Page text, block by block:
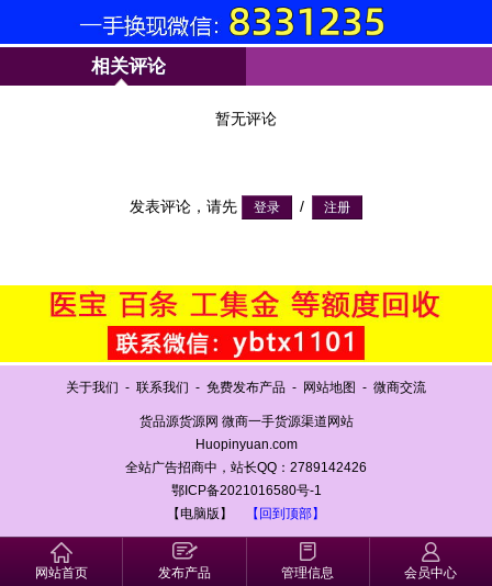
相关评论
暂无评论
发表评论，请先 /
关于我们 - 联系我们 - 免费发布产品 - 网站地图 - 微商交流
货品源货源网 微商一手货源渠道网站
Huopinyuan.com
全站广告招商中，站长QQ：2789142426
鄂ICP备2021016580号-1
【电脑版】
【回到顶部】
网站首页 发布产品 管理信息 会员中心